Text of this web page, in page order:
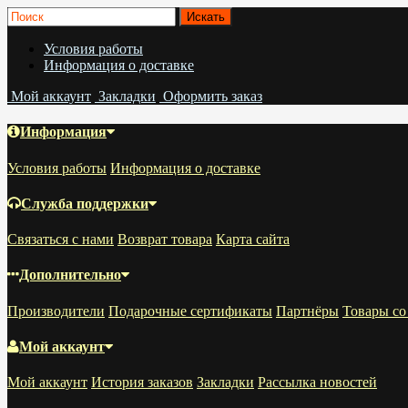
Условия работы
Информация о доставке
Мой аккаунт Закладки Оформить заказ
Информация
Условия работы Информация о доставке
Служба поддержки
Связаться с нами Возврат товара Карта сайта
Дополнительно
Производители Подарочные сертификаты Партнёры Товары
Мой аккаунт
Мой аккаунт История заказов Закладки Рассылка новостей